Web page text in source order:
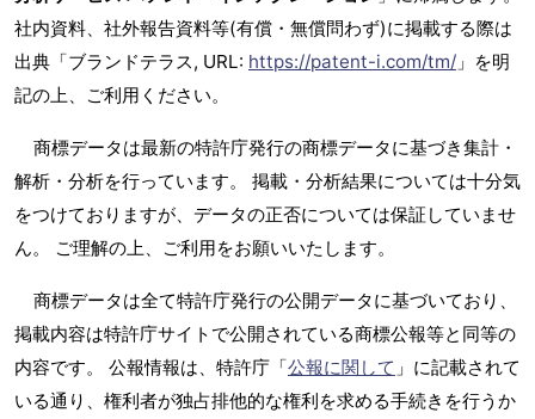
社内資料、社外報告資料等(有償・無償問わず)に掲載する際は
出典「ブランドテラス, URL: https://patent-i.com/tm/ 」を明
記の上、ご利用ください。
商標データは最新の特許庁発行の商標データに基づき集計・
解析・分析を行っています。 掲載・分析結果については十分気
をつけておりますが、データの正否については保証していませ
ん。 ご理解の上、ご利用をお願いいたします。
商標データは全て特許庁発行の公開データに基づいており、
掲載内容は特許庁サイトで公開されている商標公報等と同等の
内容です。 公報情報は、特許庁「公報に関して 」に記載されて
いる通り、権利者が独占排他的な権利を求める手続きを行うか